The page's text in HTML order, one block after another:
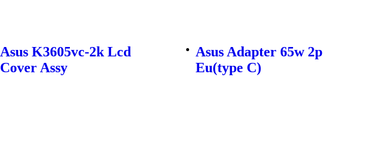
Asus K3605vc-2k Lcd
Cover Assy
Asus Adapter 65w 2p
Eu(type C)